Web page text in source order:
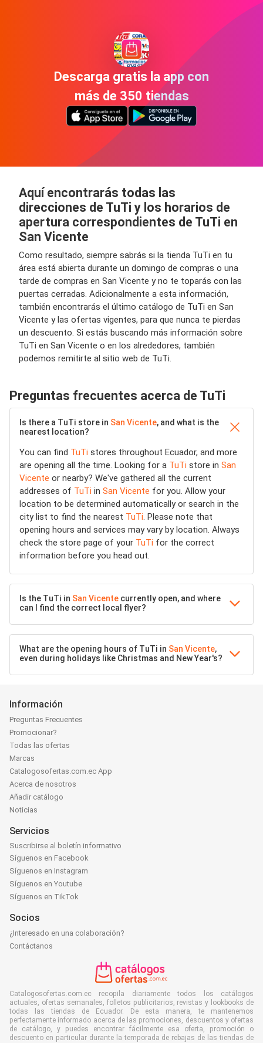
Descarga gratis la app con
más de 350 tiendas
Aquí encontrarás todas las
direcciones de TuTi y los horarios de
apertura correspondientes de TuTi en
San Vicente
Como resultado, siempre sabrás si la tienda TuTi en tu
área está abierta durante un domingo de compras o una
tarde de compras en San Vicente y no te toparás con las
puertas cerradas. Adicionalmente a esta información,
también encontrarás el último catálogo de TuTi en San
Vicente y las ofertas vigentes, para que nunca te pierdas
un descuento. Si estás buscando más información sobre
TuTi en San Vicente o en los alrededores, también
podemos remitirte al sitio web de TuTi.
Preguntas frecuentes acerca de TuTi
Is there a TuTi store in San Vicente, and what is the
nearest location?
You can find TuTi stores throughout Ecuador, and more
are opening all the time. Looking for a TuTi store in San
Vicente or nearby? We've gathered all the current
addresses of TuTi in San Vicente for you. Allow your
location to be determined automatically or search in the
city list to find the nearest TuTi. Please note that
opening hours and services may vary by location. Always
check the store page of your TuTi for the correct
information before you head out.
Is the TuTi in San Vicente currently open, and where
can I find the correct local flyer?
What are the opening hours of TuTi in San Vicente,
even during holidays like Christmas and New Year's?
Información
Preguntas Frecuentes
Promocionar?
Todas las ofertas
Marcas
Catalogosofertas.com.ec App
Acerca de nosotros
Añadir catálogo
Noticias
Servicios
Suscribirse al boletín informativo
Síguenos en Facebook
Síguenos en Instagram
Síguenos en Youtube
Síguenos en TikTok
Socios
¿Interesado en una colaboración?
Contáctanos
Catalogosofertas.com.ec recopila diariamente todos los catálogos
actuales, ofertas semanales, folletos publicitarios, revistas y lookbooks de
todas las tiendas de Ecuador. De esta manera, te mantenemos
perfectamente informado acerca de las promociones, descuentos y ofertas
de catálogo, y puedes encontrar fácilmente esa oferta, promoción o
descuento en particular durante la temporada de rebajas de las tiendas de